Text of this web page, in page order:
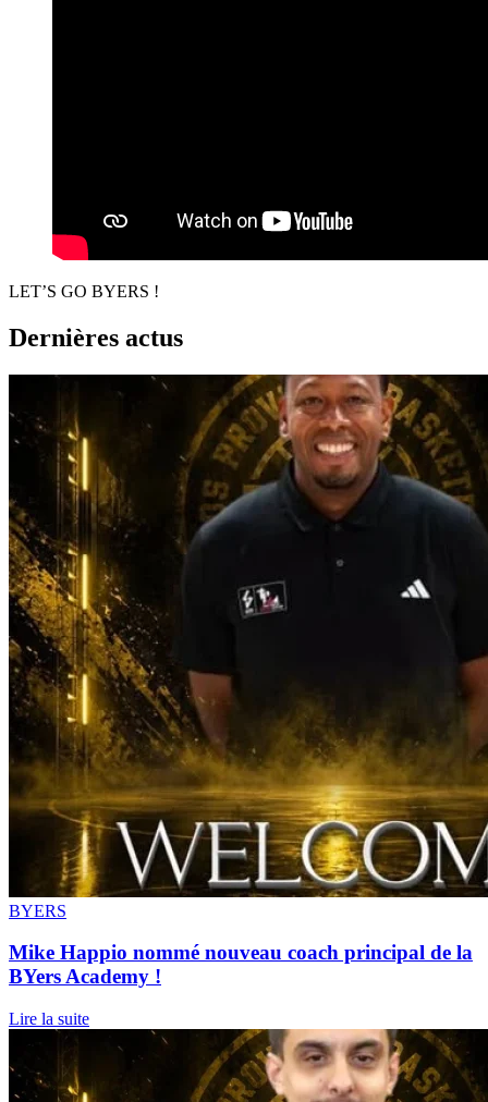
LET’S GO BYERS !
Dernières actus
BYERS
Mike Happio nommé nouveau coach principal de la
BYers Academy !
Lire la suite